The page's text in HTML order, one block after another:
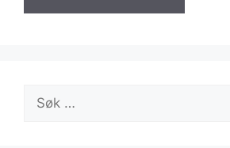
etter: